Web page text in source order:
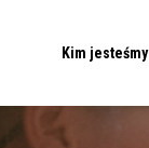
Kim jesteśmy